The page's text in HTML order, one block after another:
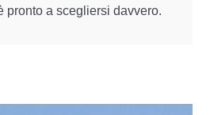
pronto a scegliersi davvero.